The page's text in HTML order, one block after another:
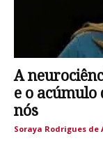
A
e o acúmulo
nós
Soraya Rodrigues de